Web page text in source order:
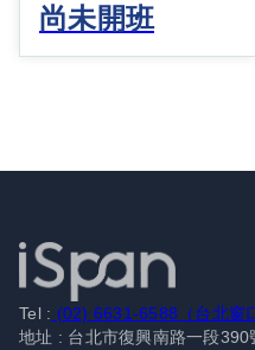
尚未開班
Tel : (02) 6631-6588（台北窗
地址 : 台北市復興南路一段390